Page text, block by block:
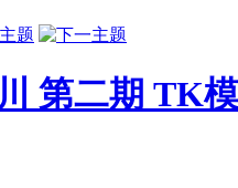
第二期 TK